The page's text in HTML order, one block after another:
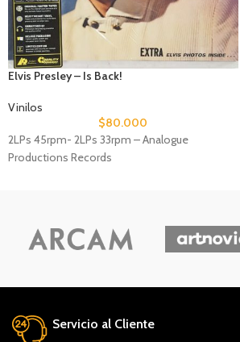
Elvis Presley – Is Back!
Vinilos
$80.000
2LPs 45rpm- 2LPs 33rpm – Analogue
Productions Records
Servicio al Cliente